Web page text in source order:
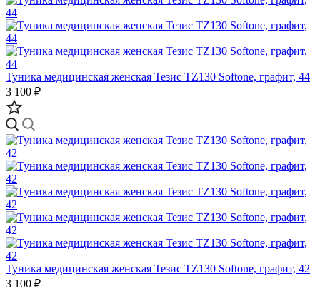
Туника медицинская женская Тезис TZ130 Softone, графит, 44
3 100 ₽
Туника медицинская женская Тезис TZ130 Softone, графит, 42
3 100 ₽